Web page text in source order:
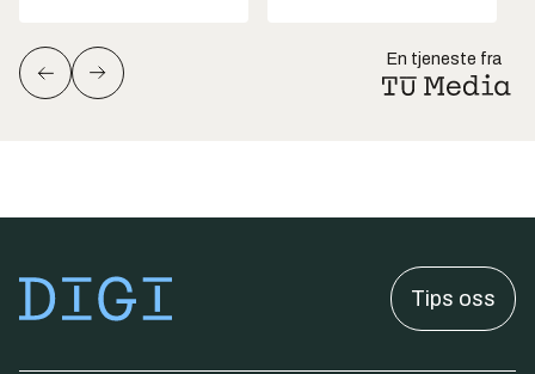
En tjeneste fra
Tips oss